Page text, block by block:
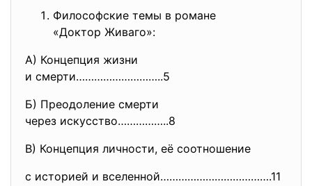
Философские темы в романе
«Доктор Живаго»:
А) Концепция жизни
и смерти………………………..5
Б) Преодоление смерти
через искусство……………..8
В) Концепция личности, её соотношение
с историей и вселенной……………………………….11